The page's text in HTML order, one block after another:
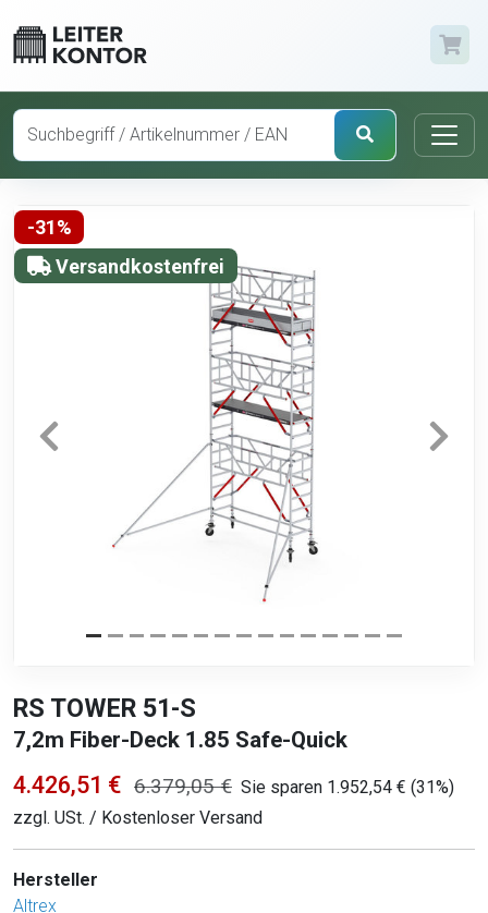
-31%
Versandkostenfrei
RS TOWER 51-S
7,2m Fiber-Deck 1.85 Safe-Quick
4.426,51 € 6.379,05 € Sie sparen 1.952,54 € (31%)
zzgl. USt. / Kostenloser Versand
Hersteller
Altrex